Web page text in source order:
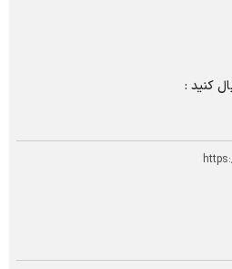
کنید :